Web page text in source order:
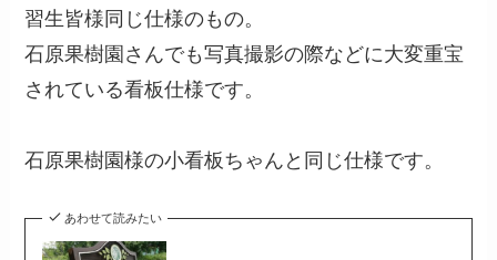
習生皆様同じ仕様のもの。
石原果樹園さんでも写真撮影の際などに大変重宝
されている看板仕様です。
石原果樹園様の小看板ちゃんと同じ仕様です。
あわせて読みたい